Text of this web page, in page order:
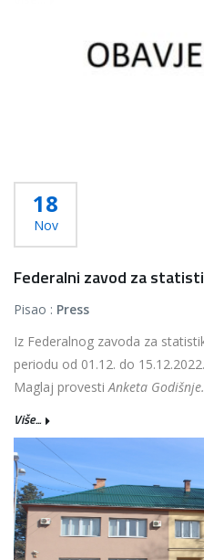
18
Nov
Federalni zavod za
Pisao : Press
Iz Federalnog zavoda za
periodu od 01.12. do
Maglaj provestiAnketa
Više...